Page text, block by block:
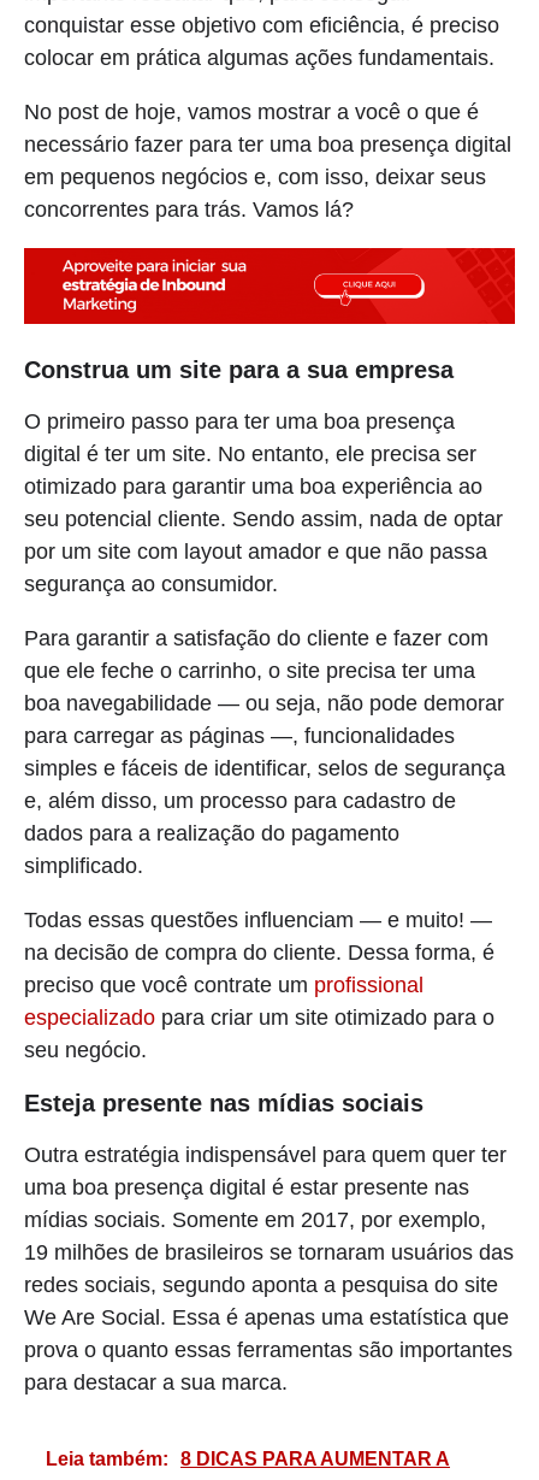
conquistar esse objetivo com eficiência, é preciso
colocar em prática algumas ações fundamentais.
No post de hoje, vamos mostrar a você o que é
necessário fazer para ter uma boa presença digital
em pequenos negócios e, com isso, deixar seus
concorrentes para trás. Vamos lá?
Construa um site para a sua empresa
O primeiro passo para ter uma boa presença
digital é ter um site. No entanto, ele precisa ser
otimizado para garantir uma boa experiência ao
seu potencial cliente. Sendo assim, nada de optar
por um site com layout amador e que não passa
segurança ao consumidor.
Para garantir a satisfação do cliente e fazer com
que ele feche o carrinho, o site precisa ter uma
boa navegabilidade — ou seja, não pode demorar
para carregar as páginas —, funcionalidades
simples e fáceis de identificar, selos de segurança
e, além disso, um processo para cadastro de
dados para a realização do pagamento
simplificado.
Todas essas questões influenciam — e muito! —
na decisão de compra do cliente. Dessa forma, é
preciso que você contrate um profissional
especializado para criar um site otimizado para o
seu negócio.
Esteja presente nas mídias sociais
Outra estratégia indispensável para quem quer ter
uma boa presença digital é estar presente nas
mídias sociais. Somente em 2017, por exemplo,
19 milhões de brasileiros se tornaram usuários das
redes sociais, segundo aponta a pesquisa do site
We Are Social. Essa é apenas uma estatística que
prova o quanto essas ferramentas são importantes
para destacar a sua marca.
Leia também:
8 DICAS PARA AUMENTAR A